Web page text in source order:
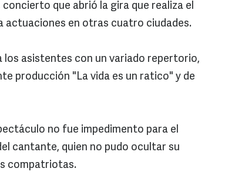
concierto que abrió la gira que realiza el
actuaciones en otras cuatro ciudades.
los asistentes con un variado repertorio,
producción "La vida es un ratico" y de
no fue impedimento para el
cantante, quien no pudo ocultar su
compatriotas.